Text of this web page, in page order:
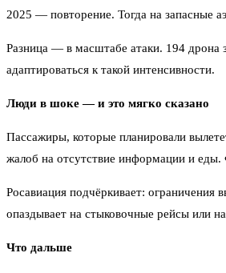
2025 — повторение. Тогда на запасные
Разница — в масштабе атаки. 194 дрона
адаптироваться к такой интенсивности.
Люди в шоке — и это мягко сказано
Пассажиры, которые планировали
жалоб на отсутствие информации и
Росавиация подчёркивает:
опаздывает на стыковочные рейсы или
Что дальше